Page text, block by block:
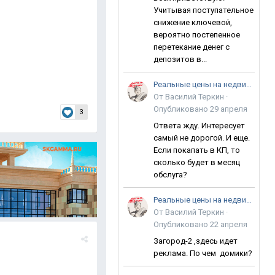
3
Учитывая поступательное
снижение ключевой,
вероятно постепенное
перетекание денег с
депозитов в...
Реальные цены на недвижимость в Анапе
От Василий Теркин ·
Опубликовано 29 апреля
Ответа жду. Интересует
самый не дорогой. И еще.
Если покапать в КП, то
сколько будет в месяц
обслуга?
Реальные цены на недвижимость в Анапе
От Василий Теркин ·
Опубликовано 22 апреля
Загород-2 ,здесь идет
реклама. По чем домики?